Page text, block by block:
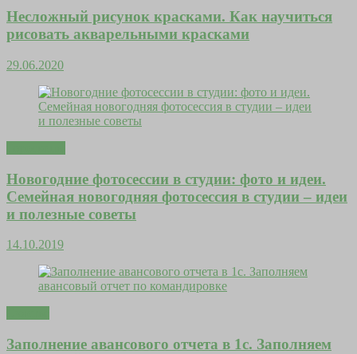
Несложный рисунок красками. Как научиться
рисовать акварельными красками
29.06.2020
Новогодние фотосессии в студии: фото и идеи.
Семейная новогодняя фотосессия в студии – идеи
и полезные советы
14.10.2019
Заполнение авансового отчета в 1с. Заполняем